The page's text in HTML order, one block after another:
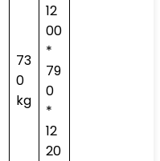
73
0
kg
12
00
*
79
0
*
12
20